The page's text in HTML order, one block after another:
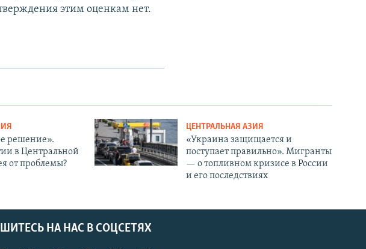
этим оценкам нет.
решение».
в Центральной
от проблемы?
ЦЕНТРАЛЬНАЯ АЗИЯ
«Украина защищается и
поступает правильно». Мигранты
— о топливном кризисе в России
и его последствиях
НА НАС В СОЦСЕТЯХ